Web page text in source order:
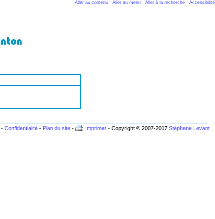
Aller au contenu Aller au menu Aller à la recherche Accessibilité
-Confidentialité - Plan du site - Imprimer - Copyright © 2007-2017Stéphane Levant